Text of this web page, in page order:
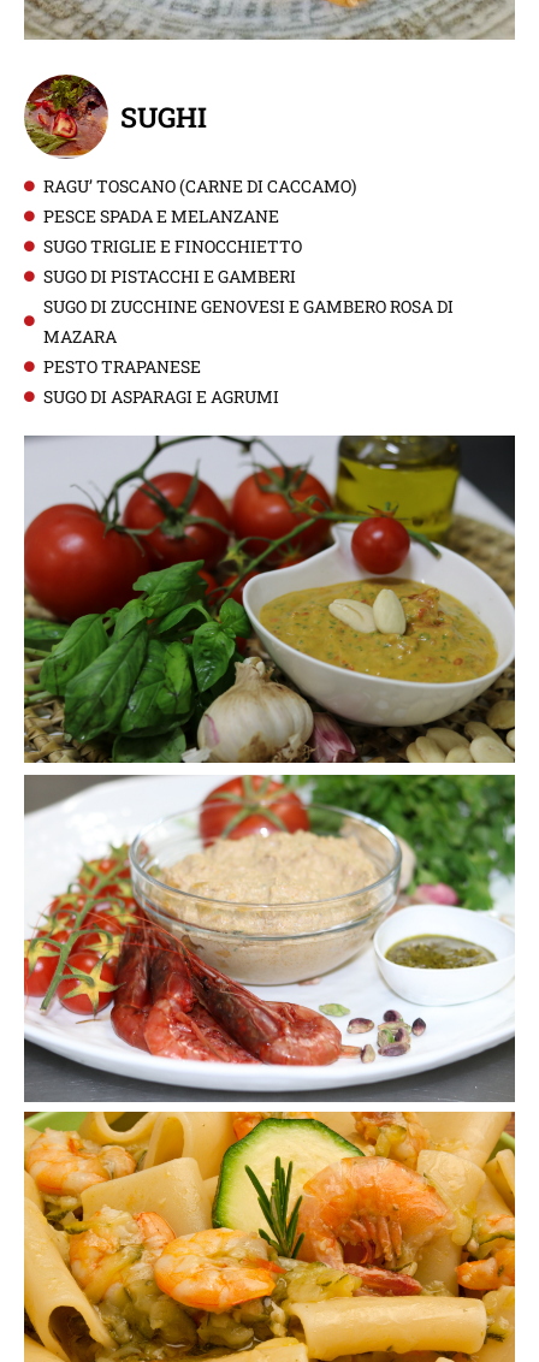
SUGHI
RAGU’ TOSCANO (CARNE DI CACCAMO)
PESCE SPADA E MELANZANE
SUGO TRIGLIE E FINOCCHIETTO
SUGO DI PISTACCHI E GAMBERI
SUGO DI ZUCCHINE GENOVESI E GAMBERO ROSA DI
MAZARA
PESTO TRAPANESE
SUGO DI ASPARAGI E AGRUMI